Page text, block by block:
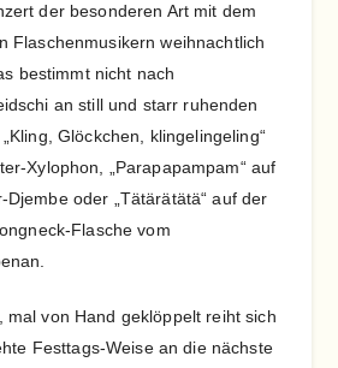
der besonderen Art mit dem
Flaschenmusikern weihnachtlich
bestimmt nicht nach
an still und starr ruhenden
Glöckchen, klingelingeling“
Xylophon, „Parapapampam“ auf
Djembe oder „Tätärätätä“ auf der
Flasche vom
mal von Hand geklöppelt reiht sich
Festtags-Weise an die nächste